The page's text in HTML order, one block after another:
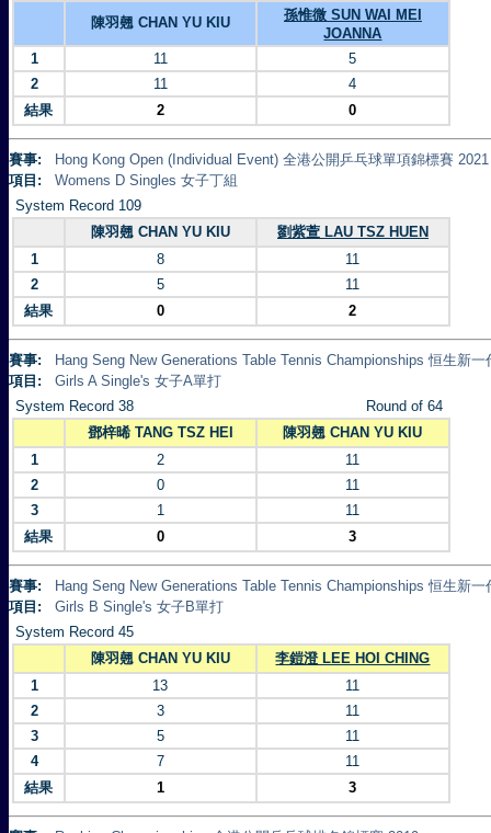
陳羽翹 CHAN YU KIU
孫惟微 SUN WAI MEI
JOANNA
1
11
5
2
11
4
結果
2 0
賽事:
Hong Kong Open (Individual Event) 全港公開乒乓球單項錦標賽 2021
項目:
Womens D Singles 女子丁組
System Record 109
陳羽翹 CHAN YU KIU
劉紫萱 LAU TSZ HUEN
1
8
11
2
5
11
結果
0 2
賽事:
Hang Seng New Generations Table Tennis Championships 恒生新
項目:
Girls A Single's 女子A單打
System Record 38
Round of 64
鄧梓晞 TANG TSZ HEI
陳羽翹 CHAN YU KIU
1
2
11
2
0
11
3
1
11
結果
0 3
賽事:
Hang Seng New Generations Table Tennis Championships 恒生新
項目:
Girls B Single's 女子B單打
System Record 45
陳羽翹 CHAN YU KIU
李鎧澄 LEE HOI CHING
1
13
11
2
3
11
3
5
11
4
7
11
結果
1 3